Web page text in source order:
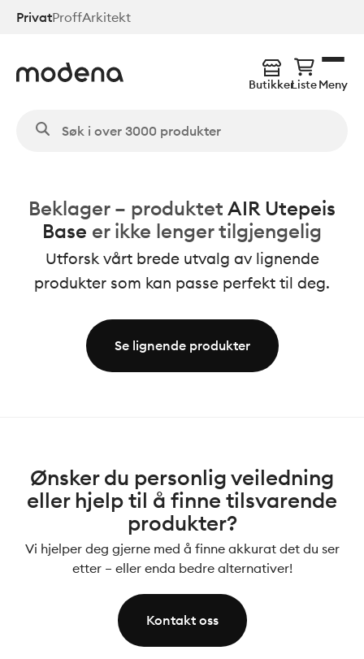
Hopp
PrivatProffArkitekt
ButikkerListeMeny
Beklager – produktet AIR Utepeis
Base er ikke lenger tilgjengelig
Utforsk vårt brede utvalg av lignende
produkter som kan passe perfekt til deg.
Se lignende produkter
Ønsker du personlig veiledning
eller hjelp til å finne tilsvarende
produkter?
Vi hjelper deg gjerne med å finne akkurat det du ser
etter – eller enda bedre alternativer!
Kontakt oss